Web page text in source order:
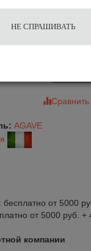
мл.
Сравнить
AGAVE
бесплатно от 5000
от 5000 руб. +
компании
НЕ СПРАШИВАТЬ